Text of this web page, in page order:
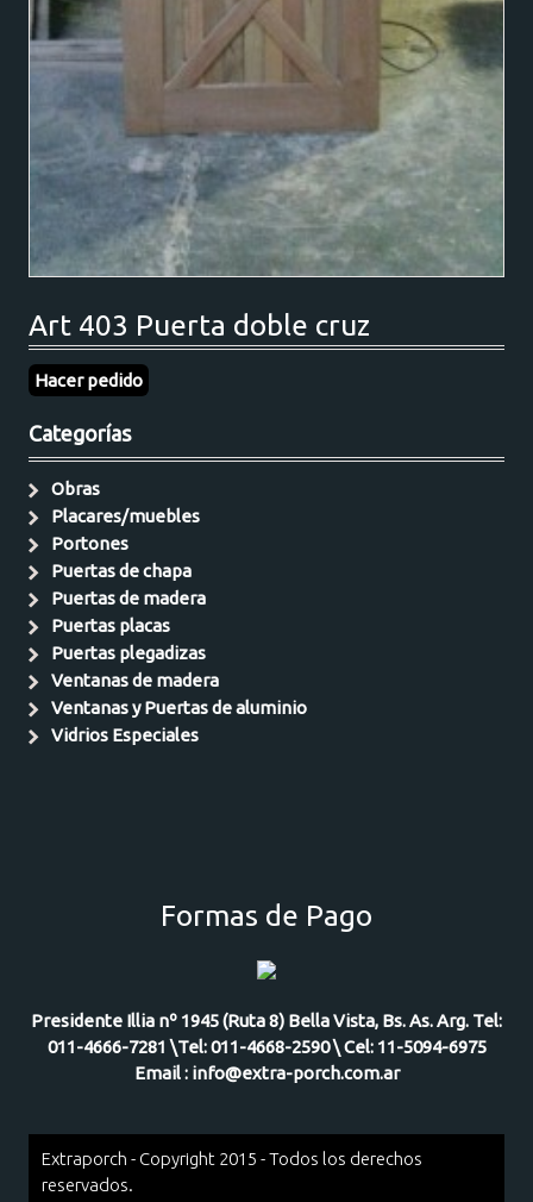
Art 403 Puerta doble cruz
Hacer pedido
Categorías
Obras
Placares/muebles
Portones
Puertas de chapa
Puertas de madera
Puertas placas
Puertas plegadizas
Ventanas de madera
Ventanas y Puertas de aluminio
Vidrios Especiales
Formas de Pago
Presidente Illia nº 1945 (Ruta 8) Bella Vista, Bs. As. Arg. Tel:
011-4666-7281 \Tel: 011-4668-2590 \ Cel: 11-5094-6975
Email : info@extra-porch.com.ar
Extraporch - Copyright 2015 - Todos los derechos
reservados.